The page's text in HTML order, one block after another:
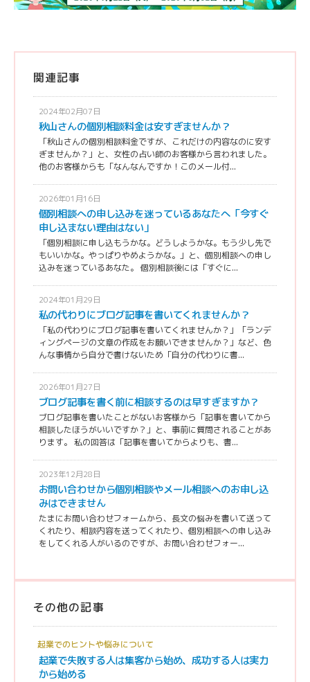
関連記事
2024年02月07日
秋山さんの個別相談料金は安すぎませんか？
「秋山さんの個別相談料金ですが、これだけの内容なのに安す
ぎませんか？」と、女性の占い師のお客様から言われました。
他のお客様からも「なんなんですか！このメール付...
2026年01月16日
個別相談への申し込みを迷っているあなたへ「今すぐ
申し込まない理由はない」
「個別相談に申し込もうかな。どうしようかな。もう少し先で
もいいかな。やっぱりやめようかな。」と、個別相談への申し
込みを迷っているあなた。 個別相談後には「すぐに...
2024年01月29日
私の代わりにブログ記事を書いてくれませんか？
「私の代わりにブログ記事を書いてくれませんか？」「ランデ
ィングページの文章の作成をお願いできませんか？」など、色
んな事情から自分で書けないため「自分の代わりに書...
2026年01月27日
ブログ記事を書く前に相談するのは早すぎますか？
ブログ記事を書いたことがないお客様から「記事を書いてから
相談したほうがいいですか？」と、事前に質問されることがあ
ります。 私の回答は「記事を書いてからよりも、書...
2023年12月28日
お問い合わせから個別相談やメール相談へのお申し込
みはできません
たまにお問い合わせフォームから、長文の悩みを書いて送って
くれたり、相談内容を送ってくれたり、個別相談への申し込み
をしてくれる人がいるのですが、お問い合わせフォー...
その他の記事
起業でのヒントや悩みについて
起業で失敗する人は集客から始め、成功する人は実力
から始める